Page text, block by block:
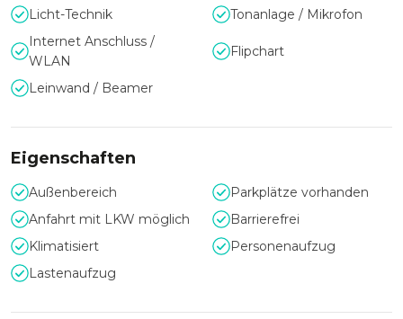
Licht-Technik
Tonanlage / Mikrofon
Internet Anschluss /
WLAN
Flipchart
Leinwand / Beamer
Eigenschaften
Außenbereich
Parkplätze vorhanden
Anfahrt mit LKW möglich
Barrierefrei
Klimatisiert
Personenaufzug
Lastenaufzug